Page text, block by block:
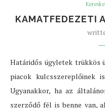
KAMATFEDEZETI
Határidős ügyletek trükkös
piacok kulcsszereplőinek
Ugyanakkor, ha az
szerződő fél is benne van,